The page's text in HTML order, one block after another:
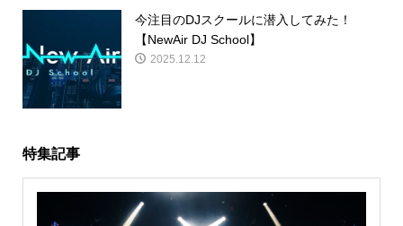
今注目のDJスクールに潜入してみた！
【NewAir DJ School】
2025.12.12
特集記事